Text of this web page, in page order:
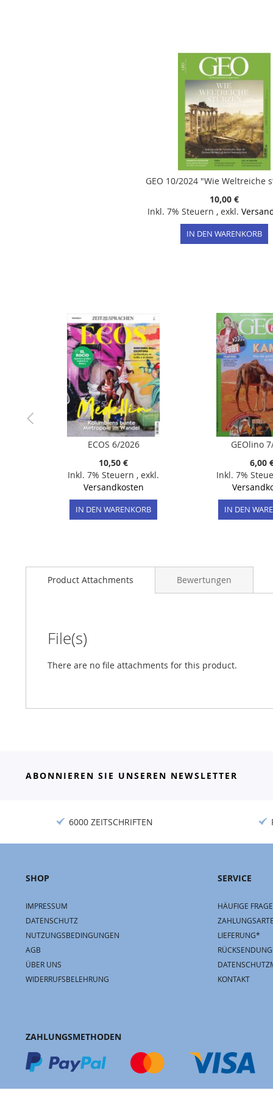
GEO 10/2024 "Wie Weltreiche
10,00 €
Inkl. 7% Steuern , exkl.
IN DEN WARENKORB
ECOS 6/2026
10,50 €
Inkl. 7% Steuern , exkl.
Versandkosten
IN DEN WARENKORB
GEOlino
6,00
Inkl. 7%
IN DEN
Product Attachments
File(s)
There are no file attachments for this product.
Bewertungen
ABONNIEREN SIE UNSEREN NEWSLETTER
6000 ZEITSCHRIFTEN
SHOP
IMPRESSUM
DATENSCHUTZ
NUTZUNGSBEDINGUNGEN
AGB
ÜBER UNS
WIDERRUFSBELEHRUNG
SERVICE
HÄUFIGE
LIEFERUNG*
KONTAKT
ZAHLUNGSMETHODEN